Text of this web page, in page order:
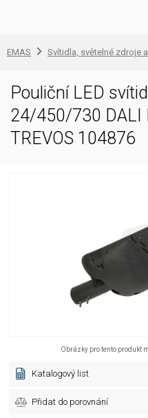
EMAS Svítidla, světelné zdroje
Pouliční LED
24/450/730 DALI
TREVOS 104876
Obrázky pro tento produkt
Katalogový list
Přidat do porovnání